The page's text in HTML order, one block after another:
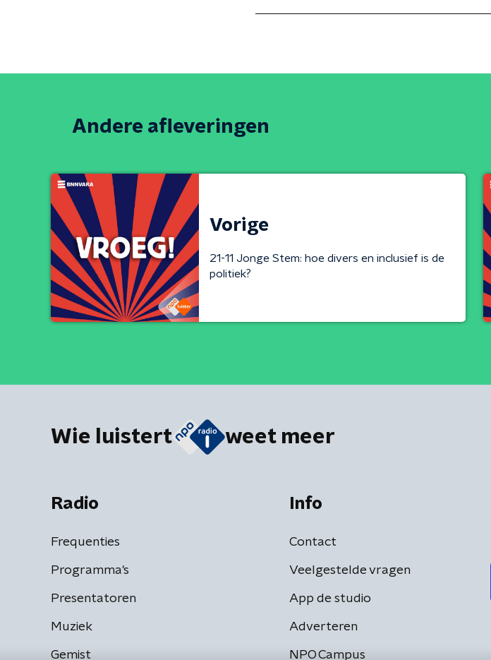
Andere afleveringen
Vorige
21-11 Jonge Stem: hoe divers en inclusief is de
politiek?
Wie luistert weet meer
Radio
Frequenties
Programma's
Presentatoren
Muziek
Gemist
Info
Contact
Veelgestelde vragen
App de studio
Adverteren
NPO Campus